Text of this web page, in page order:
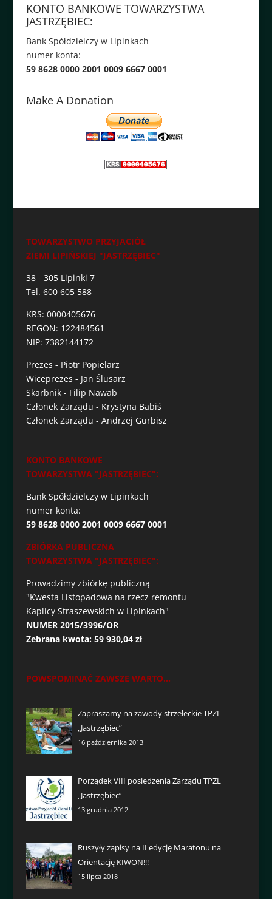
KONTO BANKOWE TOWARZYSTWA
JASTRZĘBIEC:
Bank Spółdzielczy w Lipinkach
numer konta:
59 8628 0000 2001 0009 6667 0001
Make A Donation
TOWARZYSTWO PRZYJACIÓŁ
ZIEMI LIPIŃSKIEJ "JASTRZĘBIEC"
38 - 305 Lipinki 7
Tel. 600 605 588
KRS: 0000405676
REGON: 122484561
NIP: 7382144172
Prezes - Piotr Popielarz
Wiceprezes - Jan Ślusarz
Skarbnik - Filip Nawab
Członek Zarządu - Krystyna Babiś
Członek Zarządu - Andrzej Gurbisz
KONTO BANKOWE
TOWARZYSTWA "JASTRZĘBIEC":
Bank Spółdzielczy w Lipinkach
numer konta:
59 8628 0000 2001 0009 6667 0001
ZBIÓRKA PUBLICZNA
TOWARZYSTWA "JASTRZĘBIEC":
Prowadzimy zbiórkę publiczną
"Kwesta Listopadowa na rzecz remontu
Kaplicy Straszewskich w Lipinkach"
NUMER 2015/3996/OR
Zebrana kwota: 59 930,04 zł
POWSPOMINAĆ ZAWSZE WARTO...
Zapraszamy na zawody strzeleckie TPZL
„Jastrzębiec”
16 października 2013
Porządek VIII posiedzenia Zarządu TPZL
„Jastrzębiec”
13 grudnia 2012
Ruszyły zapisy na II edycję Maratonu na
Orientację KIWON!!!
15 lipca 2018